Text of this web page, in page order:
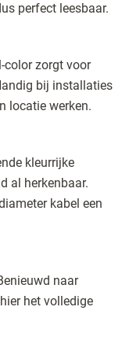
perfect leesbaar.
color zorgt voor
bij installaties
locatie werken.
kleurrijke
al herkenbaar.
kabel een
naar
het volledige